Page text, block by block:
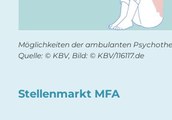
Möglichkeiten der ambulanten
Quelle: © KBV, Bild: © KBV/116117.de
Stellenmarkt MFA